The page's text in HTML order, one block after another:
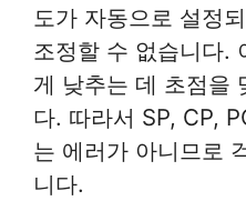
도가 자동으로 설정
조정할 수 없습니다.
게 낮추는 데 초점을
다. 따라서 SP, CP,
는 에러가 아니므로
니다.